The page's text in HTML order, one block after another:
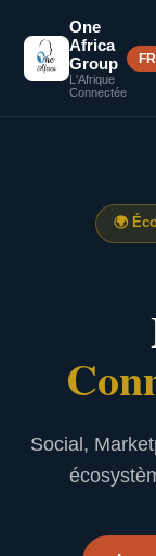
One
Africa
Group
L'Afrique
Connectée
FR
🌍
Social,